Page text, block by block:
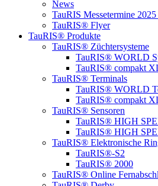
News
TauRIS Messetermine
TauRIS® Flyer
TauRIS® Produkte
TauRIS® Züchtersysteme
TauRIS® WORLD
TauRIS® compakt
TauRIS® Terminals
TauRIS® WORLD
TauRIS® compakt
TauRIS® Sensoren
TauRIS® HIGH
TauRIS® HIGH
TauRIS® Elektronische
TauRIS®-S2
TauRIS® 2000
TauRIS® Online